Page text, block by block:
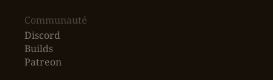
‎Communauté
Discord
Builds
Patreon